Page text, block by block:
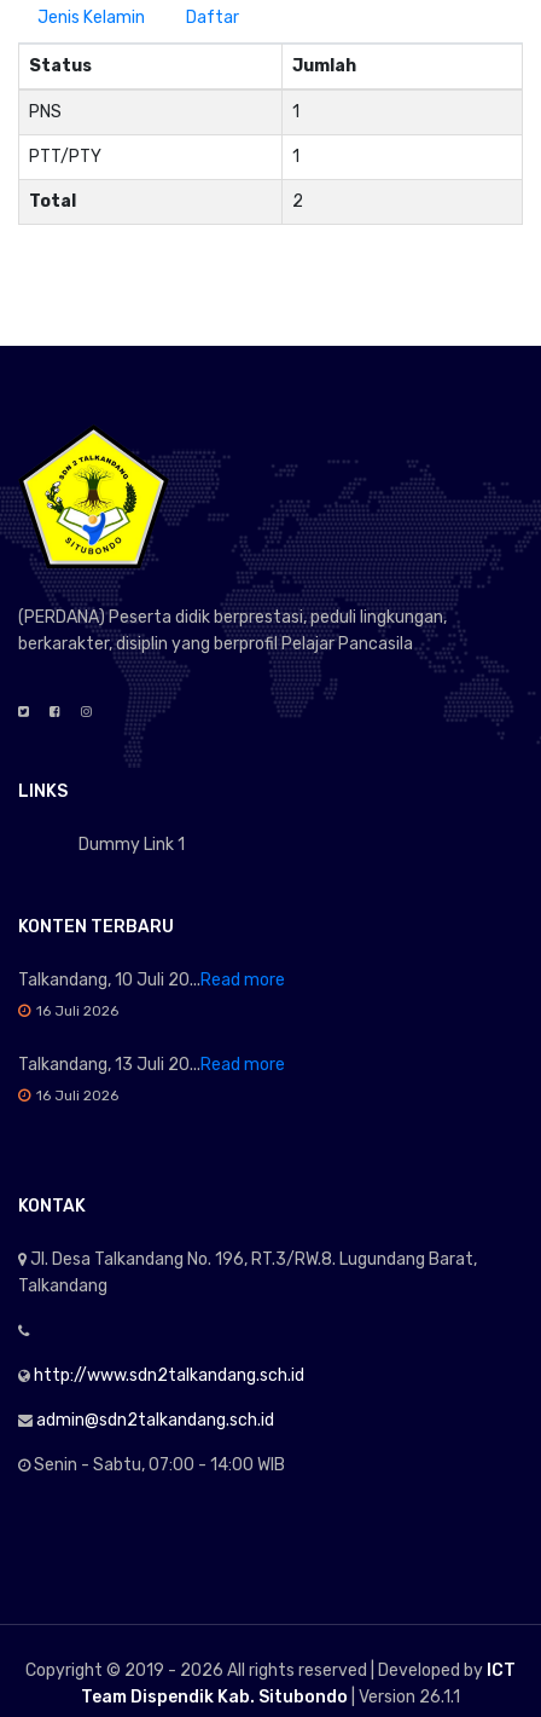
Jenis Kelamin Daftar
Status Jumlah
PNS 1
PTT/PTY 1
Total 2
(PERDANA) Peserta didik berprestasi, peduli lingkungan,
berkarakter, disiplin yang berprofil Pelajar Pancasila
LINKS
Dummy Link 1
KONTEN TERBARU
Talkandang, 10 Juli 20...Read more
16 Juli 2026
Talkandang, 13 Juli 20...Read more
16 Juli 2026
KONTAK
Jl. Desa Talkandang No. 196, RT.3/RW.8. Lugundang Barat,
Talkandang
http://www.sdn2talkandang.sch.id
admin@sdn2talkandang.sch.id
Senin - Sabtu, 07:00 - 14:00 WIB
Copyright © 2019 - 2026 All rights reserved | Developed by ICT
Team Dispendik Kab. Situbondo | Version 26.1.1